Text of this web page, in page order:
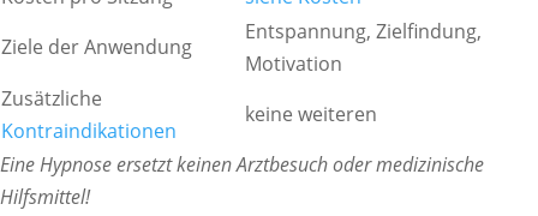
Ziele der Anwendung
Entspannung, Zielfindung,
Motivation
Zusätzliche
Kontraindikationen
keine weiteren
Eine Hypnose ersetzt keinen Arztbesuch oder medizinische
Hilfsmittel!